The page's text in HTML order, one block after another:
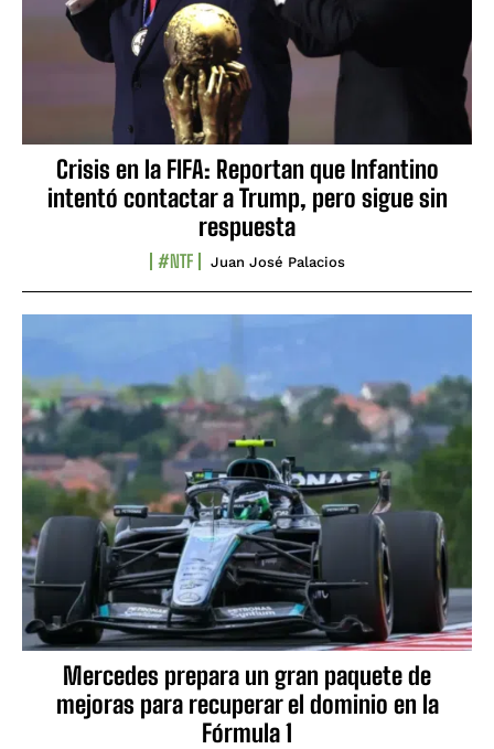
Crisis en la FIFA: Reportan que Infantino
intentó contactar a Trump, pero sigue sin
respuesta
#NTF Juan José Palacios
Mercedes prepara un gran paquete de
mejoras para recuperar el dominio en la
Fórmula 1